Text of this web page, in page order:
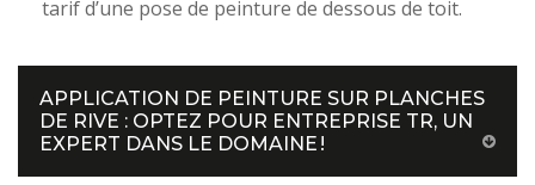
tarif d’une pose de peinture de dessous de toit.
APPLICATION DE PEINTURE SUR PLANCHES
DE RIVE : OPTEZ POUR ENTREPRISE TR, UN
EXPERT DANS LE DOMAINE !